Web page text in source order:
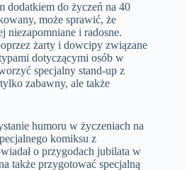
dodatkiem do życzeń na 40
może sprawić, że
niezapomniane i radosne.
żarty i dowcipy związane
dotyczącymi osób w
specjalny stand-up z
zabawny, ale także
humoru w życzeniach na
komiksu z
o przygodach jubilata w
także przygotować specjalną